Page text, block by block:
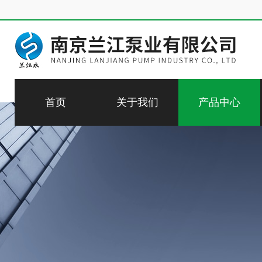
首页 关于我们 产品中心